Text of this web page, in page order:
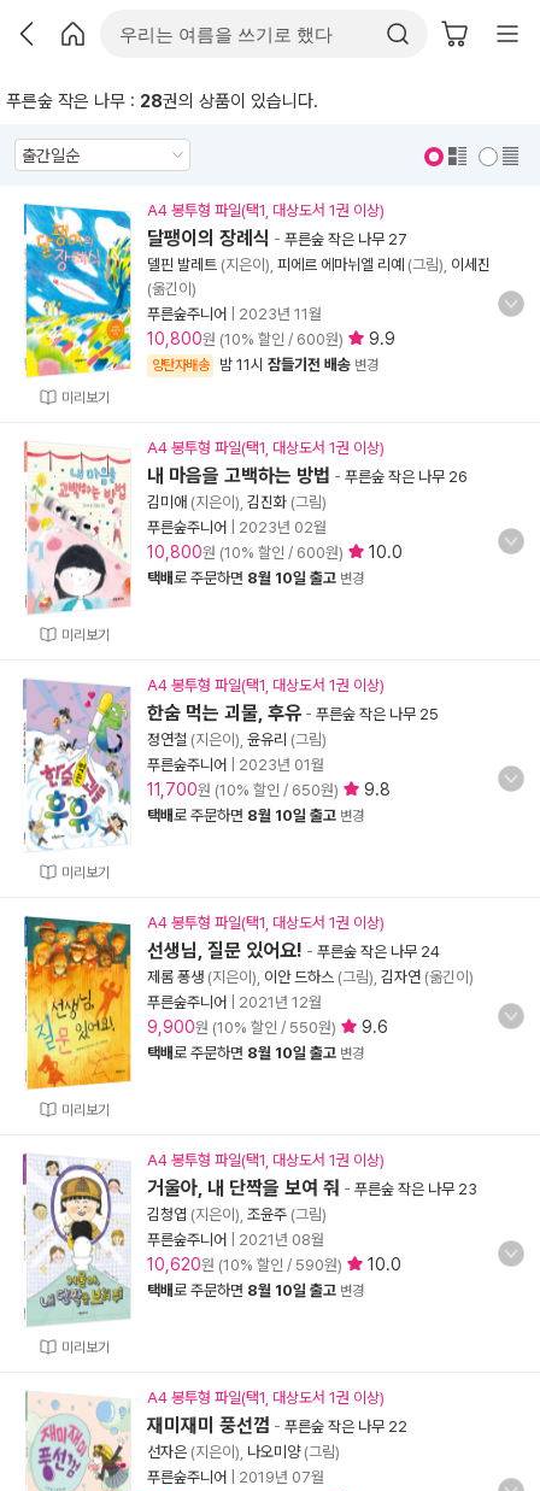
푸른숲 작은 나무 : 28권의 상품이 있습니다.
미리보기
A4 봉투형 파일(택1, 대상도서 1권 이상)
달팽이의 장례식 - 푸른숲 작은 나무 27
델핀 발레트 (지은이), 피에르 에마뉘엘 리예 (그림), 이세진
(옮긴이)
푸른숲주니어
2023년 11월
10,800원 (10% 할인 / 600원) 9.9
양탄자배송 밤 11시 잠들기전 배송 변경
미리보기
A4 봉투형 파일(택1, 대상도서 1권 이상)
내 마음을 고백하는 방법 - 푸른숲 작은 나무 26
김미애 (지은이), 김진화 (그림)
푸른숲주니어
2023년 02월
10,800원 (10% 할인 / 600원) 10.0
택배로 주문하면 8월 10일 출고 변경
미리보기
A4 봉투형 파일(택1, 대상도서 1권 이상)
한숨 먹는 괴물, 후유 - 푸른숲 작은 나무 25
정연철 (지은이), 윤유리 (그림)
푸른숲주니어
2023년 01월
11,700원 (10% 할인 / 650원) 9.8
택배로 주문하면 8월 10일 출고 변경
미리보기
A4 봉투형 파일(택1, 대상도서 1권 이상)
선생님, 질문 있어요! - 푸른숲 작은 나무 24
제롬 퐁생 (지은이), 이안 드하스 (그림), 김자연 (옮긴이)
푸른숲주니어
2021년 12월
9,900원 (10% 할인 / 550원) 9.6
택배로 주문하면 8월 10일 출고 변경
미리보기
A4 봉투형 파일(택1, 대상도서 1권 이상)
거울아, 내 단짝을 보여 줘 - 푸른숲 작은 나무 23
김청엽 (지은이), 조윤주 (그림)
푸른숲주니어
2021년 08월
10,620원 (10% 할인 / 590원) 10.0
택배로 주문하면 8월 10일 출고 변경
A4 봉투형 파일(택1, 대상도서 1권 이상)
재미재미 풍선껌 - 푸른숲 작은 나무 22
선자은 (지은이), 나오미양(그림)
푸른숲주니어
2019년 07월